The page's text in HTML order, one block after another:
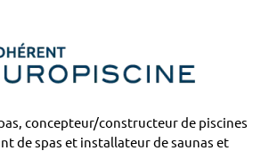
concepteur/constructeur de piscines
de spas et installateur de saunas et